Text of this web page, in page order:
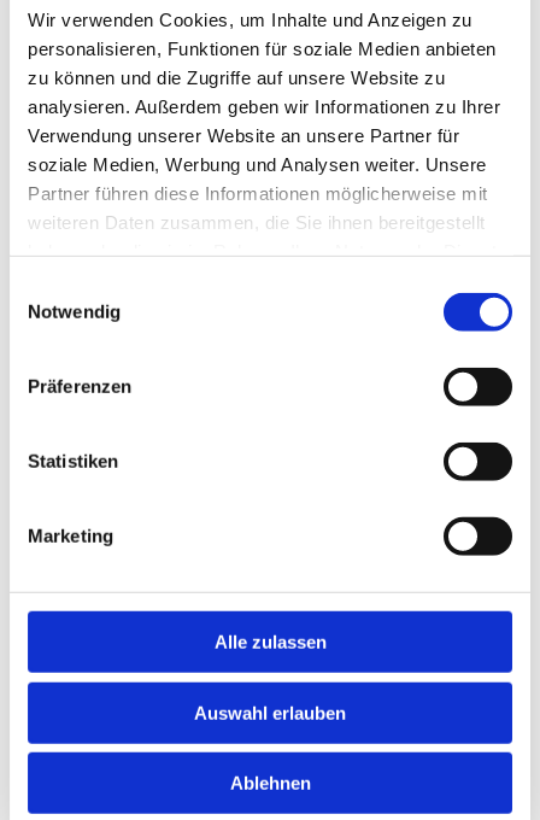
Wir verwenden Cookies, um Inhalte und Anzeigen zu
personalisieren, Funktionen für soziale Medien anbieten
zu können und die Zugriffe auf unsere Website zu
analysieren. Außerdem geben wir Informationen zu Ihrer
Verwendung unserer Website an unsere Partner für
soziale Medien, Werbung und Analysen weiter. Unsere
Partner führen diese Informationen möglicherweise mit
weiteren Daten zusammen, die Sie ihnen bereitgestellt
Notwendig
Präferenzen
Statistiken
Marketing
Alle zulassen
Auswahl erlauben
Ablehnen
Jobs in der Nähe!
Auf unserer Plattform findest Du eine große Auswahl
an Stellenangeboten, die nach Städten sortiert sind,
suchen kannst. Egal, ob Du eine neue
Herausforderung suchst, einen beruflichen Wechsel
planst oder einfach eine Stelle in Deinem aktuellen
Hast Du keine Lust und Zeit, auf Jobbörsen jede
Stellenanzeige zu durchsuchen? Teste die "Jobsuche
Dir Jobs vorschlagen, die zu Dir passen.
Was bleibt vom Brutto?